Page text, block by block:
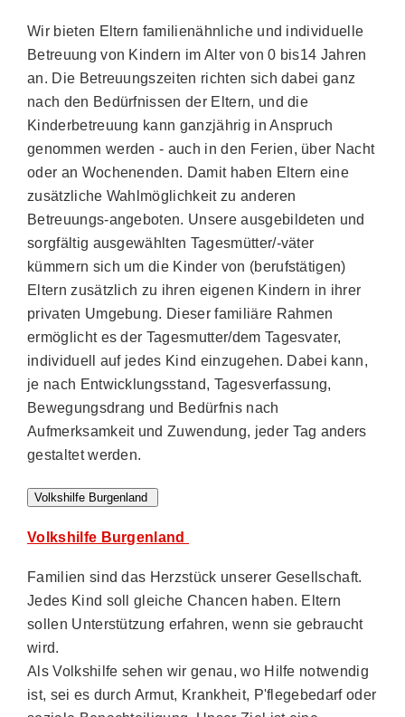
Wir bieten Eltern familienähnliche und individuelle
Betreuung von Kindern im Alter von 0 bis14 Jahren
an. Die Betreuungszeiten richten sich dabei ganz
nach den Bedürfnissen der Eltern, und die
Kinderbetreuung kann ganzjährig in Anspruch
genommen werden - auch in den Ferien, über Nacht
oder an Wochenenden. Damit haben Eltern eine
zusätzliche Wahlmöglichkeit zu anderen
Betreuungs-angeboten. Unsere ausgebildeten und
sorgfältig ausgewählten Tagesmütter/-väter
kümmern sich um die Kinder von (berufstätigen)
Eltern zusätzlich zu ihren eigenen Kindern in ihrer
privaten Umgebung. Dieser familiäre Rahmen
ermöglicht es der Tagesmutter/dem Tagesvater,
individuell auf jedes Kind einzugehen. Dabei kann,
je nach Entwicklungsstand, Tagesverfassung,
Bewegungsdrang und Bedürfnis nach
Aufmerksamkeit und Zuwendung, jeder Tag anders
gestaltet werden.
Volkshilfe Burgenland
Volkshilfe Burgenland
Familien sind das Herzstück unserer Gesellschaft.
Jedes Kind soll gleiche Chancen haben. Eltern
sollen Unterstützung erfahren, wenn sie gebraucht
wird.
Als Volkshilfe sehen wir genau, wo Hilfe notwendig
ist, sei es durch Armut, Krankheit, P'flegebedarf oder